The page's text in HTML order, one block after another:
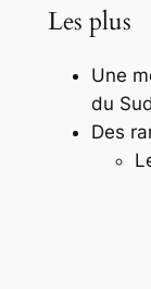
Les plus
Une
du
Des